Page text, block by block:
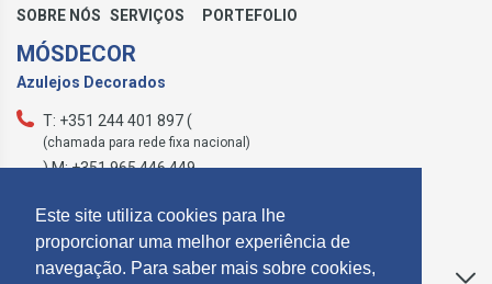
Este site utiliza cookies para lhe
proporcionar uma melhor experiência de
navegação. Para saber mais sobre cookies,
SOBRE NÓS SERVIÇOS PORTEFOLIO
MÓSDECOR
Azulejos Decorados
T: +351 244 401 897 (
(chamada para rede fixa nacional)
) M: +351 965 446 449
Apoio ao Cliente